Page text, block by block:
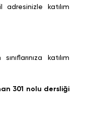
adresinizle katılım
katılım
301 nolu dersliği